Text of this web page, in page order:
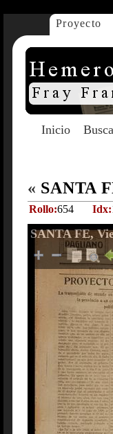
Proyecto
Inicio
« SANTA
Rollo:654 Idx:
SANTA FE,